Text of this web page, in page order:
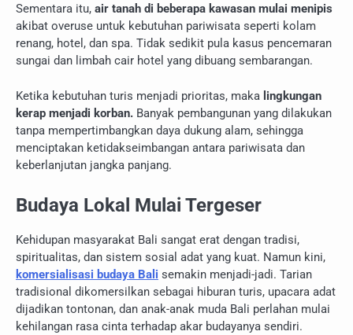
Sementara itu, air tanah di beberapa kawasan mulai menipis
akibat overuse untuk kebutuhan pariwisata seperti kolam
renang, hotel, dan spa. Tidak sedikit pula kasus pencemaran
sungai dan limbah cair hotel yang dibuang sembarangan.
Ketika kebutuhan turis menjadi prioritas, maka lingkungan
kerap menjadi korban. Banyak pembangunan yang dilakukan
tanpa mempertimbangkan daya dukung alam, sehingga
menciptakan ketidakseimbangan antara pariwisata dan
keberlanjutan jangka panjang.
Budaya Lokal Mulai Tergeser
Kehidupan masyarakat Bali sangat erat dengan tradisi,
spiritualitas, dan sistem sosial adat yang kuat. Namun kini,
komersialisasi budaya Bali semakin menjadi-jadi. Tarian
tradisional dikomersilkan sebagai hiburan turis, upacara adat
dijadikan tontonan, dan anak-anak muda Bali perlahan mulai
kehilangan rasa cinta terhadap akar budayanya sendiri.